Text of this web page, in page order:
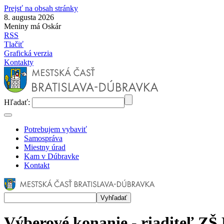
Prejsť na obsah stránky
8. augusta 2026
Meniny má Oskár
RSS
Tlačiť
Grafická verzia
Kontakty
Hľadať:
Potrebujem vybaviť
Samospráva
Miestny úrad
Kam v Dúbravke
Kontakt